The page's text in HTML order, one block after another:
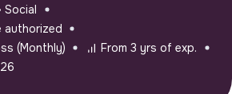
Social
authorized
(Monthly)
From 3 yrs of exp.